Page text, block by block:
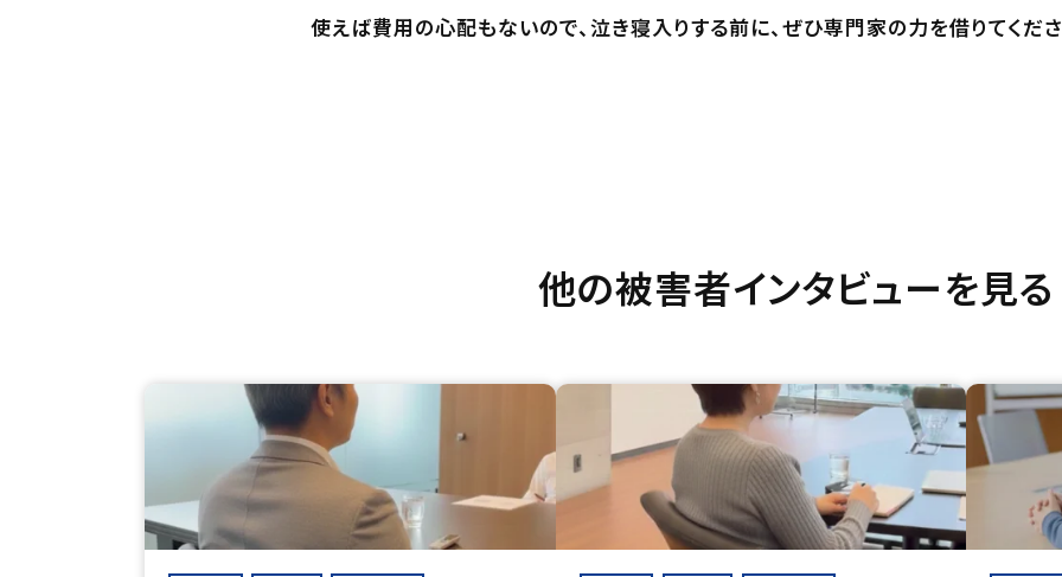
使えば費用の心配もないので、泣き寝入りする前に、ぜひ専門家の力を借りてくださ
他の被害者インタビューを見る